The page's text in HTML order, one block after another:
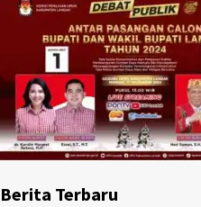
Berita Terbaru